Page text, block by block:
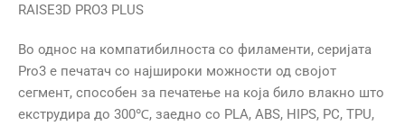
RAISE3D PRO3 PLUS
Во однос на компатибилноста со филаменти, серијата
Pro3 е печатач со најшироки можности од својот
сегмент, способен за печатење на која било влакно што
екструдира до 300℃, заедно со PLA, ABS, HIPS, PC, TPU,